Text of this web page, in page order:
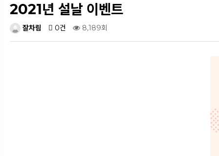
2021년 설날 이벤트
잘차림 0건 8,189회